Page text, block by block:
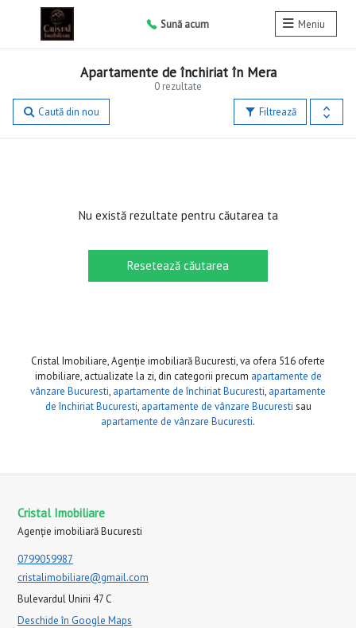
Sună acum Meniu
0 rezultate
Apartamente de închiriat în Mera
Filtrează
Caută din nou
Nu există rezultate pentru căutarea ta
Resetează căutarea
Cristal Imobiliare, Agenție imobiliară Bucuresti, va ofera 516 oferte
imobiliare, actualizate la zi, din categorii precum apartamente de
vânzare Bucuresti, apartamente de închiriat Bucuresti, apartamente
de închiriat Bucuresti, apartamente de vânzare Bucuresti sau
apartamente de vânzare Bucuresti.
Cristal Imobiliare
Agenție imobiliară Bucuresti
0799059987
cristalimobiliare@gmail.com
Bulevardul Unirii 47 C
Deschide în Google Maps